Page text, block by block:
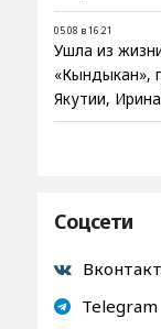
05.08 в 16:21
Ушла из
«Кындыкан»,
Якутии,
Соцсети
Telegram